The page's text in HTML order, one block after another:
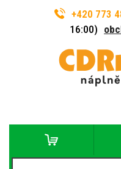
+420 773
16:00)